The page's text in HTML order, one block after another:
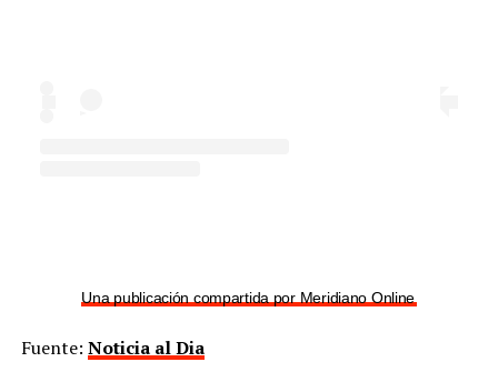
Una publicación compartida por Meridiano Online
Fuente: Noticia al Dia